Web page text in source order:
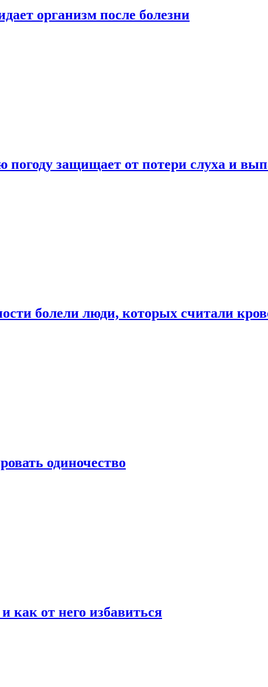
организм после болезни
погоду защищает от потери слуха и
болели люди, которых считали
одиночество
как от него избавиться